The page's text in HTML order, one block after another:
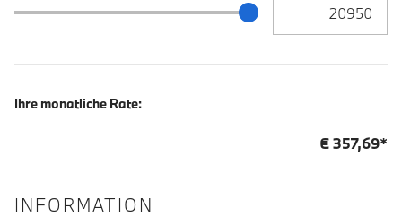
Zielrate / Restbetrag Schieberegler
Ihre monatliche Rate:
€357,69*
INFORMATION